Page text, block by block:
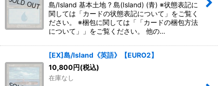
島/Island 基本土地 ? 島(Island) (青) ※状態表記に
関しては「カードの状態表記について」をご覧く
ださい。 ※梱包に関しては「「カードの梱包方法
について」」をご覧ください。 他の…
[EX]島/Island《英語》【EURO2】
10,800円(税込)
在庫なし